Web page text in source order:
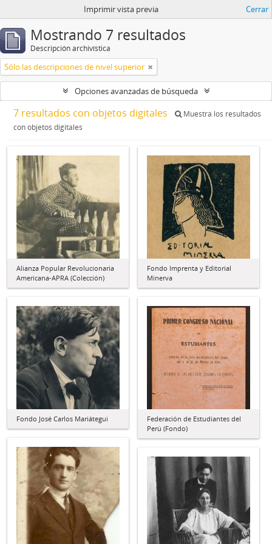
Imprimir vista previa Cerrar
Mostrando 7 resultados
Descripción archivística
Sólo las descripciones de nivel superior
Opciones avanzadas de búsqueda
7 resultados con objetos digitales
Muestra los resultados
con objetos digitales
Alianza Popular Revolucionaria
Americana-APRA (Colección)
Fondo Imprenta y Editorial
Minerva
Fondo José Carlos Mariátegui
Federación de Estudiantes del
Perú (Fondo)